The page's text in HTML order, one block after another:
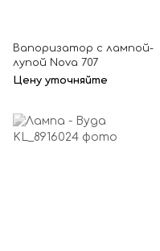
Вапоризатор с лампой-
лупой Nova 707
Цену уточняйте